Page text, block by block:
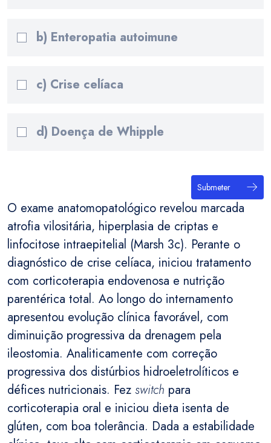
b) Enteropatia autoimune
c) Crise celíaca
d) Doença de Whipple
Submeter
O exame anatomopatológico revelou marcada
atrofia vilositária, hiperplasia de criptas e
linfocitose intraepitelial (Marsh 3c). Perante o
diagnóstico de crise celíaca, iniciou tratamento
com corticoterapia endovenosa e nutrição
parentérica total. Ao longo do internamento
apresentou evolução clínica favorável, com
diminuição progressiva da drenagem pela
ileostomia. Analiticamente com correção
progressiva dos distúrbios hidroeletrolíticos e
défices nutricionais. Fez switch para
corticoterapia oral e iniciou dieta isenta de
glúten, com boa tolerância. Dada a estabilidade